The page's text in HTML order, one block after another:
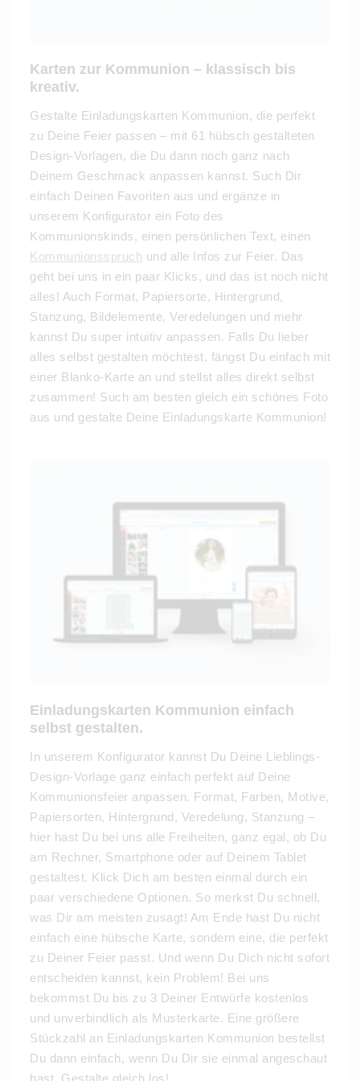
Karten zur Kommunion – klassisch bis
kreativ.
Gestalte Einladungskarten Kommunion, die perfekt
zu Deine Feier passen – mit 61 hübsch gestalteten
Design-Vorlagen, die Du dann noch ganz nach
Deinem Geschmack anpassen kannst. Such Dir
einfach Deinen Favoriten aus und ergänze in
unserem Konfigurator ein Foto des
Kommunionskinds, einen persönlichen Text, einen
Kommunionsspruch und alle Infos zur Feier. Das
geht bei uns in ein paar Klicks, und das ist noch nicht
alles! Auch Format, Papiersorte, Hintergrund,
Stanzung, Bildelemente, Veredelungen und mehr
kannst Du super intuitiv anpassen. Falls Du lieber
alles selbst gestalten möchtest, fängst Du einfach mit
einer Blanko-Karte an und stellst alles direkt selbst
zusammen! Such am besten gleich ein schönes Foto
aus und gestalte Deine Einladungskarte Kommunion!
Einladungskarten Kommunion einfach
selbst gestalten.
In unserem Konfigurator kannst Du Deine Lieblings-
Design-Vorlage ganz einfach perfekt auf Deine
Kommunionsfeier anpassen. Format, Farben, Motive,
Papiersorten, Hintergrund, Veredelung, Stanzung –
hier hast Du bei uns alle Freiheiten, ganz egal, ob Du
am Rechner, Smartphone oder auf Deinem Tablet
gestaltest. Klick Dich am besten einmal durch ein
paar verschiedene Optionen. So merkst Du schnell,
was Dir am meisten zusagt! Am Ende hast Du nicht
einfach eine hübsche Karte, sondern eine, die perfekt
zu Deiner Feier passt. Und wenn Du Dich nicht sofort
entscheiden kannst, kein Problem! Bei uns
bekommst Du bis zu 3 Deiner Entwürfe kostenlos
und unverbindlich als Musterkarte. Eine größere
Stückzahl an Einladungskarten Kommunion bestellst
Du dann einfach, wenn Du Dir sie einmal angeschaut